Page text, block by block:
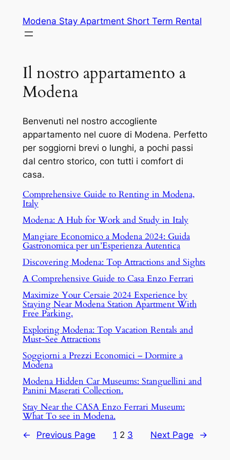
content
Modena Stay Apartment Short Term Rental
Il nostro appartamento a
Modena
Benvenuti nel nostro accogliente
appartamento nel cuore di Modena. Perfetto
per soggiorni brevi o lunghi, a pochi passi
dal centro storico, con tutti i comfort di
casa.
Comprehensive Guide to Renting in Modena,
Italy
Modena: A Hub for Work and Study in Italy
Mangiare Economico a Modena 2024: Guida
Gastronomica per un’Esperienza Autentica
Discovering Modena: Top Attractions and Sights
A Comprehensive Guide to Casa Enzo Ferrari
Maximize Your Cersaie 2024 Experience by
Staying Near Modena Station Apartment With
Free Parking.
Exploring Modena: Top Vacation Rentals and
Must-See Attractions
Soggiorni a Prezzi Economici – Dormire a
Modena
Modena Hidden Car Museums: Stanguellini and
Panini Maserati Collection.
Stay Near the CASA Enzo Ferrari Museum:
What To see in Modena.
← Previous Page 1 2 3 Next Page →